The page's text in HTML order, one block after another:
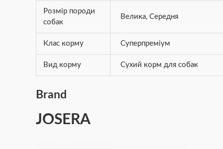
Розмір породи
собак
Велика,Середня
Клас корму Суперпреміум
Вид корму Сухий корм для собак
Brand
JOSERA